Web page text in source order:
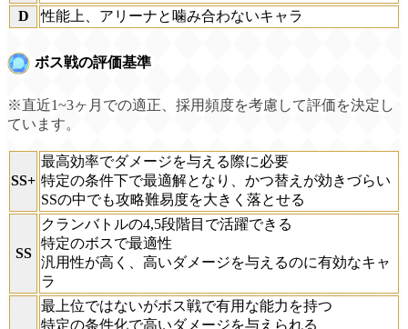
D
性能上、アリーナと噛み合わないキャラ
ボス戦の評価基準
※直近1~3ヶ月での適正、採用頻度を考慮して評価を決定し
ています。
SS+
最高効率でダメージを与える際に必要
特定の条件下で最適解となり、かつ替えが効きづらい
SSの中でも攻略難易度を大きく落とせる
SS
クランバトルの4,5段階目で活躍できる
特定のボスで最適性
汎用性が高く、高いダメージを与えるのに有効なキャ
ラ
最上位ではないがボス戦で有用な能力を持つ
特定の条件化で高いダメージを与えられる